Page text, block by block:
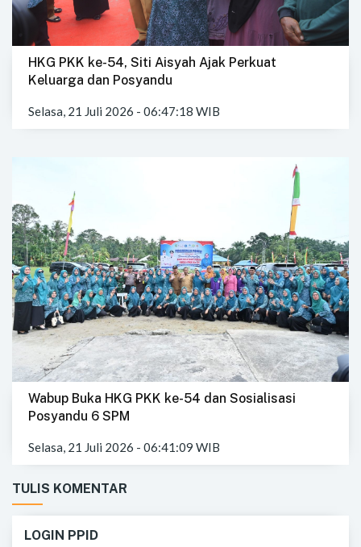
HKG PKK ke-54, Siti Aisyah Ajak Perkuat
Keluarga dan Posyandu
Selasa, 21 Juli 2026 - 06:47:18 WIB
Wabup Buka HKG PKK ke-54 dan Sosialisasi
Posyandu 6 SPM
Selasa, 21 Juli 2026 - 06:41:09 WIB
TULIS KOMENTAR
LOGIN PPID